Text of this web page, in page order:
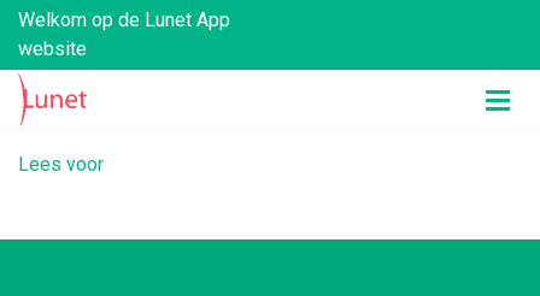
Welkom op de Lunet App
website
Lees voor